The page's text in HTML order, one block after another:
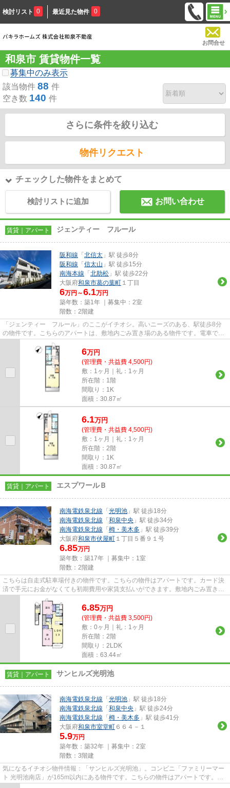
検討リスト 0 最近見た物件 0
お問合せ
和泉市 賃貸物件一覧
募集中のみ表示
該当物件 88 件
空き数 140 件
さらに条件を絞り込む
物件リクエスト
チェックした物件をまとめて
検討リストに追加 お問い合わせ
賃貸｜アパート ジェンティー フルール
阪和線 「 北信太 」駅 徒歩8分
阪和線 「 信太山 」駅 徒歩15分
南海本線 「 北助松 」駅 徒歩22分
大阪府和泉市葛の葉町 １丁目
6万円～6.1万円
築年数：築1年 ｜募集中： 2室
階数：2階建
「ジェンティー フルール」のここがイチオシ。高いニーズのある、駅徒歩8分
の物件です。こちらのアパートは、敷地内ごみ置き場のある物件です。電車での
移動がより便利になる、2駅利...
6万円
(管理費・共益費 4,500円)
敷：1ヶ月｜礼：1ヶ月
所在階：1階
間取り：1K
面積：30.87㎡
6.1万円
(管理費・共益費 4,500円)
敷：1ヶ月｜礼：1ヶ月
所在階：2階
間取り：1K
面積：30.87㎡
賃貸｜アパート エスプワールＢ
南海電鉄泉北線 「 光明池 」駅 徒歩18分
南海電鉄泉北線 「 和泉中央 」駅 徒歩34分
南海電鉄泉北線 「 栂・美木多 」駅 徒歩39分
大阪府和泉市伏屋町 １丁目５番９１号
6.85万円
築年数：築17年 ｜募集中： 1室
階数：2階建
こちらは自走式駐車場付きの物件です。こちらの物件はアパートです。カード決
済で手元にお金がなくても初期費用や家賃支払いができます。敷地内ごみ置き場
は、ごみを捨てる手間を減ら...
6.85万円
(管理費・共益費 3,500円)
敷：0ヶ月｜礼：1ヶ月
所在階：2階
間取り：2LDK
面積：63.44㎡
賃貸｜アパート サンヒルズ光明池
南海電鉄泉北線 「 光明池 」駅 徒歩18分
南海電鉄泉北線 「 和泉中央 」駅 徒歩24分
南海電鉄泉北線 「 栂・美木多 」駅 徒歩41分
大阪府和泉市室堂町 ６６４－１
5.9万円
築年数：築32年 ｜募集中： 2室
階数：3階建
気になるイチオシ物件情報：「サンヒルズ光明池」。コンビニ「ファミリーマー
ト 光明池南店」が165m以内にある物件です。こちらの物件はアパートです。自